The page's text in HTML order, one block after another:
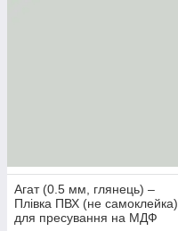
Агат (0.5 мм, глянець) ‒
Плівка ПВХ (не самоклейка)
для пресування на МДФ